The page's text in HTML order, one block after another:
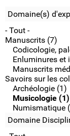
Domaine(s)
- Tout -
Manuscrits (7)
Codicologie,
Enluminures et
Manuscrits
Savoirs sur les
Archéologie (1)
Musicologie (1)
Numismatique
Domaine